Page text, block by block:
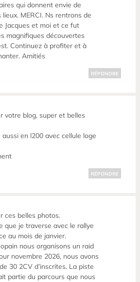
qui donnent envie de
lieux. MERCI. Ns rentrons de
Jacques et moi et ce fut
magnifiques découvertes
Continuez à profiter et à
Amitiés
RÉPONDRE
votre blog, super et belles
aussi en l200 avec cellule loge
RÉPONDRE
ces belles photos.
que je traverse avec le rallye
au mois de janvier.
nous organisons un raid
novembre 2026, nous avons
30 2CV d’inscrites. La piste
partie du parcours que nous